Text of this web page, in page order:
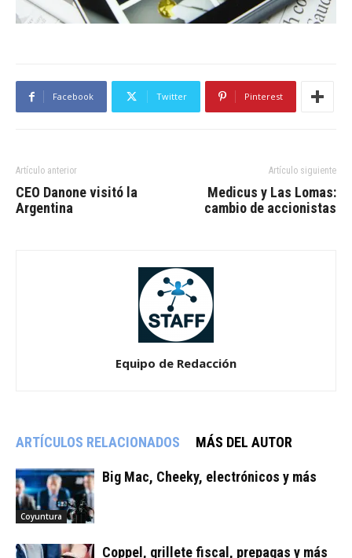
Facebook Twitter Pinterest
Artículo anterior
CEO Danone visitó la
Argentina
Artículo siguiente
Medicus y Las Lomas:
cambio de accionistas
Equipo de Redacción
ARTÍCULOS RELACIONADOS MÁS DEL AUTOR
Coyuntura
Big Mac, Cheeky, electrónicos y más
Coppel, grillete fiscal, prepagas y más